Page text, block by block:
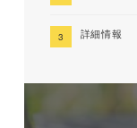
詳細情報